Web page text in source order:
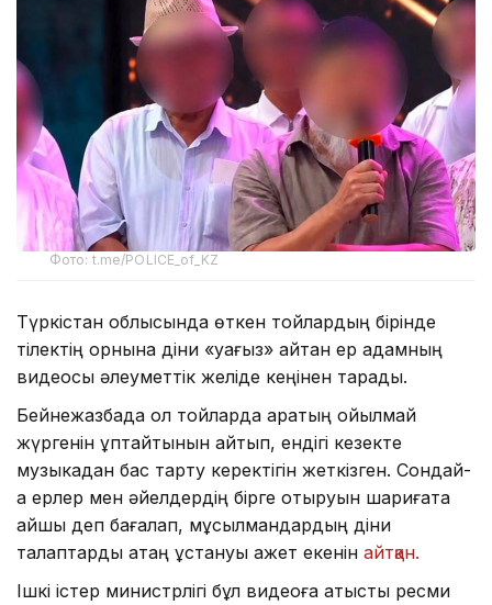
Фото: t.me/POLICE_of_KZ
Түркістан облысында өткен тойлардың бірінде
тілектің орнына діни «уағыз» айтқан ер адамның
видеосы әлеуметтік желіде кеңінен тарады.
Бейнежазбада ол тойларда арақтың қойылмай
жүргенін құптайтынын айтып, ендігі кезекте
музыкадан бас тарту керектігін жеткізген. Сондай-
ақ ерлер мен әйелдердің бірге отыруын шариғатқа
қайшы деп бағалап, мұсылмандардың діни
талаптарды қатаң ұстануы қажет екенін айтқан.
Ішкі істер министрлігі бұл видеоға қатысты ресми